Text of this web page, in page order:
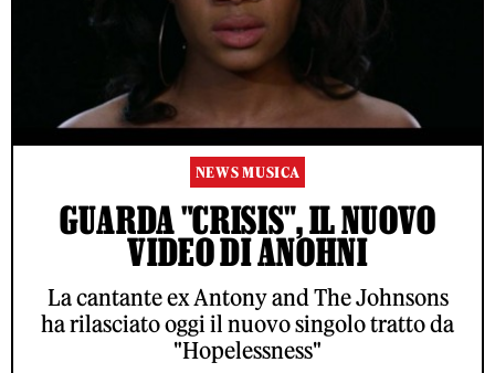
NEWS MUSICA
GUARDA "CRISIS", IL NUOVO
VIDEO DI ANOHNI
La cantante ex Antony and The Johnsons
ha rilasciato oggi il nuovo singolo tratto da
"Hopelessness"